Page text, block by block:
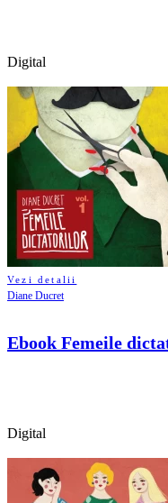
Digital
Vezi detalii
Diane Ducret
Ebook Femeile
Digital